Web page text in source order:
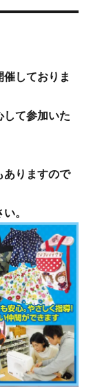
しておりま
て参加いた
ありますので
。